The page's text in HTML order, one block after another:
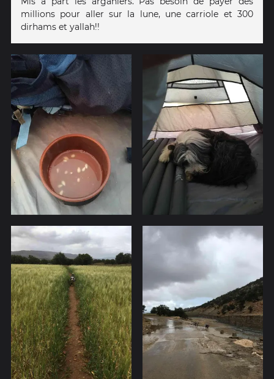
millions pour aller sur la lune, une carriole et 300
dirhams et yallah!!